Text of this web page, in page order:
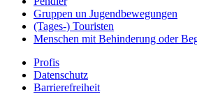
Gruppen un Jugendbewegungen
(Tages-) Touristen
Menschen mit Behinderung oder
Profis
Datenschutz
Barrierefreiheit